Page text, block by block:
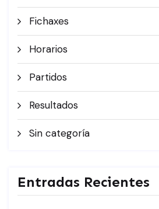
Fichaxes
Horarios
Partidos
Resultados
Sin categoría
Entradas Recientes